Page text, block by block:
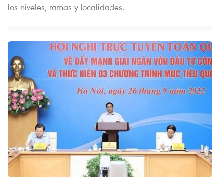
los niveles, ramas y localidades.